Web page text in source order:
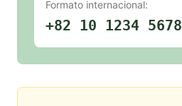
Formato internacional:
+82 10 1234 5678